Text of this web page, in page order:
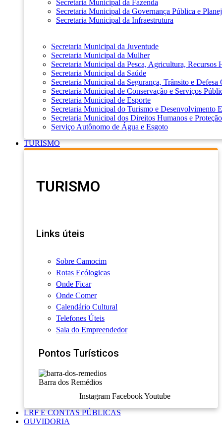
Secretaria Municipal da Fazenda
Secretaria Municipal da Governança Pública e
Secretaria Municipal da Infraestrutura
Secretaria Municipal da Juventude
Secretaria Municipal da Mulher
Secretaria Municipal da Pesca, Agricultura, Recursos
Secretaria Municipal da Saúde
Secretaria Municipal da Segurança, Trânsito e Defesa
Secretaria Municipal de Conservação e Serviços
Secretaria Municipal de Esporte
Secretaria Municipal do Turismo e Desenvolvimento
Secretaria Municipal dos Direitos Humanos e
Serviço Autônomo de Água e Esgoto
TURISMO
TURISMO
Links úteis
Sobre Camocim
Rotas Ecólogicas
Onde Ficar
Onde Comer
Calendário Cultural
Telefones Úteis
Sala do Empreendedor
Pontos Turísticos
Barra dos Remédios
Instagram Facebook Youtube
LRF E CONTAS PÚBLICAS
OUVIDORIA